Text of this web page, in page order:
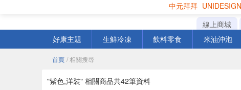
中元拜拜 UNIDESIGN
罐頭 咖啡
線上商城
好康主題
生鮮冷凍 飲料零食 米油沖泡
首頁 / 相關搜尋
"紫色,洋裝" 相關商品共42筆資料